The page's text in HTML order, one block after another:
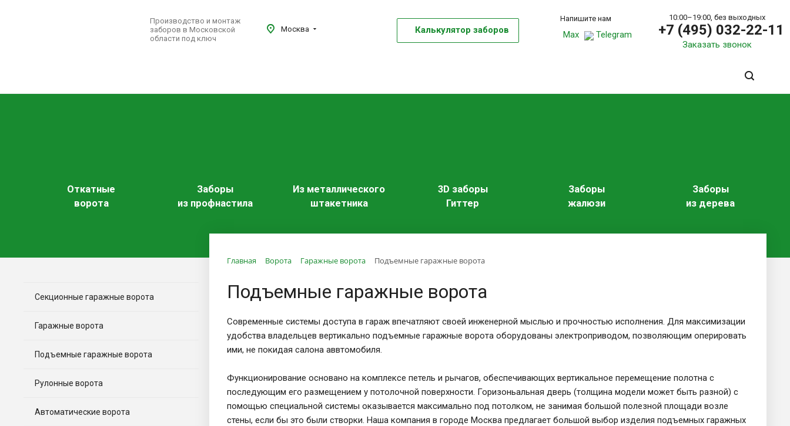
Производство и монтаж
заборов в Московской
области под ключ
Москва Калькулятор заборов
Напишите нам
Max Telegram
10:00–19:00, без выходных
+7 (495) 032-22-11
Заказать звонок
Откатные
ворота
Заборы
из профнастила
Из металлического
штакетника
3D заборы
Гиттер
Заборы
жалюзи
Заборы
из дерева
Главная Ворота Гаражные ворота Подъемные гаражные ворота
Подъемные гаражные ворота
Современные системы доступа в гараж впечатляют своей инженерной мыслью и прочностью исполнения. Для максимизации
удобства владельцев вертикально подъемные гаражные ворота оборудованы электроприводом, позволяющим оперировать
ими, не покидая салона аввтомобиля.
Функционирование основано на комплексе петель и рычагов, обеспечивающих вертикальное перемещение полотна с
последующим его размещением у потолочной поверхности. Горизоньальная дверь (толщина модели может быть разной) с
помощью специальной системы оказывается максимально под потолком, не занимая большой полезной площади возле
стены, если бы это были створки. Наша компания в городе Москва предлагает большой выбор изделия подъемных гаражных
Секционные гаражные ворота
Гаражные ворота
Подъемные гаражные ворота
Рулонные ворота
Автоматические ворота